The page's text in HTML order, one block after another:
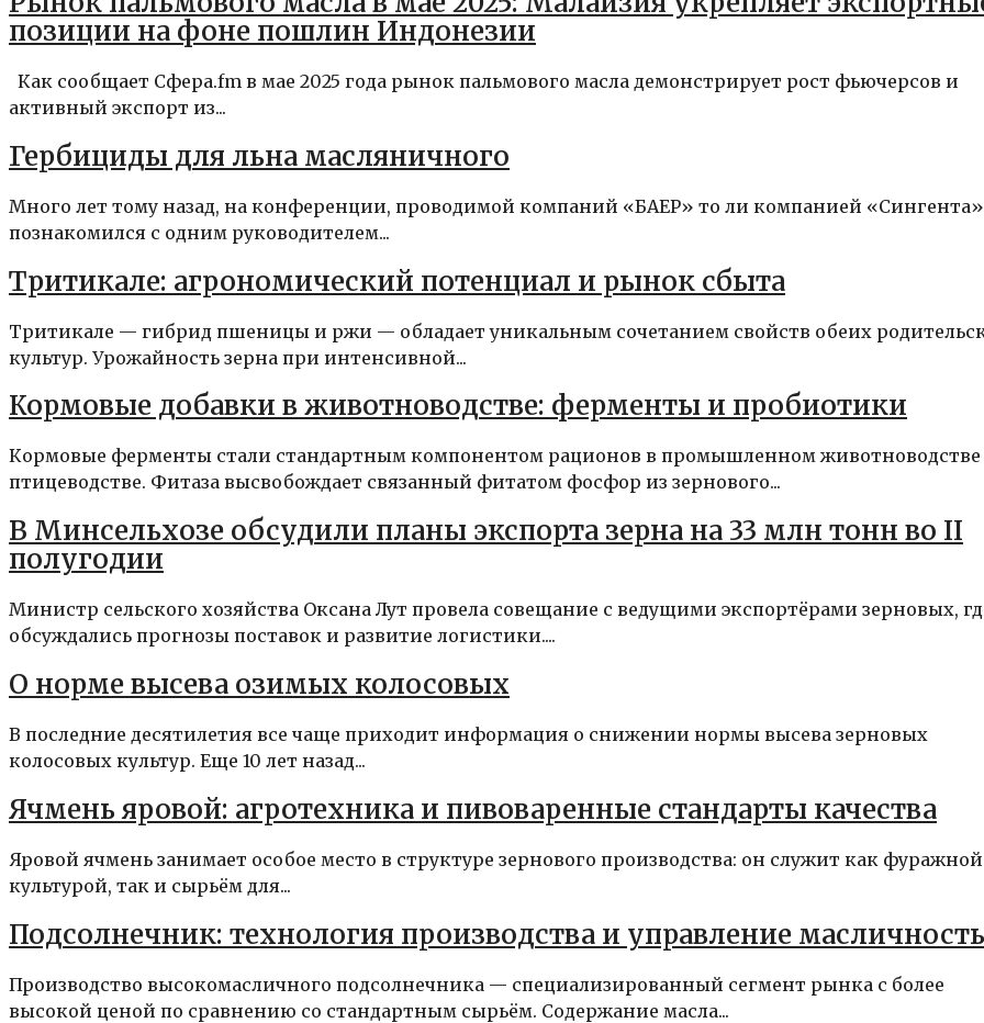
позиции на фоне пошлин Индонезии
Как сообщает Сфера.fm в мае 2025 года рынок пальмового масла демонстрирует рост фьючерсов и
активный экспорт из...
Гербициды для льна масляничного
Много лет тому назад, на конференции, проводимой компаний «БАЕР» то ли компанией
познакомился с одним руководителем...
Тритикале: агрономический потенциал и рынок сбыта
Тритикале — гибрид пшеницы и ржи — обладает уникальным сочетанием свойств обеих
культур. Урожайность зерна при интенсивной...
Кормовые добавки в животноводстве: ферменты и пробиотики
Кормовые ферменты стали стандартным компонентом рационов в промышленном
птицеводстве. Фитаза высвобождает связанный фитатом фосфор из зернового...
В Минсельхозе обсудили планы экспорта зерна на 33 млн тонн во II
полугодии
Министр сельского хозяйства Оксана Лут провела совещание с ведущими экспортёрами зерновых,
обсуждались прогнозы поставок и развитие логистики....
О норме высева озимых колосовых
В последние десятилетия все чаще приходит информация о снижении нормы высева зерновых
колосовых культур. Еще 10 лет назад...
Ячмень яровой: агротехника и пивоваренные стандарты качества
Яровой ячмень занимает особое место в структуре зернового производства: он служит как фуражной
культурой, так и сырьём для...
Подсолнечник: технология производства и управление
Производство высокомасличного подсолнечника — специализированный сегмент рынка с более
высокой ценой по сравнению со стандартным сырьём. Содержание масла...